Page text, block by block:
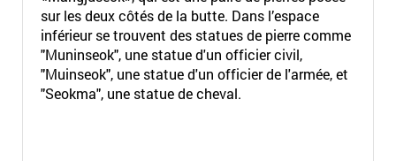
sur les deux côtés de la butte. Dans l’espace
inférieur se trouvent des statues de pierre comme
"Muninseok", une statue d'un officier civil,
"Muinseok", une statue d'un officier de l'armée, et
"Seokma", une statue de cheval.